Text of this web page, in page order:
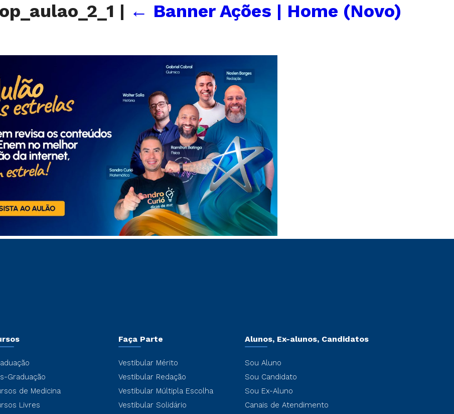
| ← Banner Ações | Home (Novo)
Graduação
de Medicina
Livres
Faça Parte
Vestibular Mérito
Vestibular Redação
Vestibular Múltipla Escolha
Vestibular Solidário
Alunos, Ex-alunos, Candidatos
Sou Aluno
Sou Candidato
Sou Ex-Aluno
Canais de Atendimento